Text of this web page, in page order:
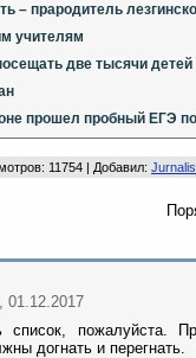
– прародитель
учителям
две тысячи детей
прошел пробный ЕГЭ
: 11754 | Добавил:
01.12.2017
список, пожалуйста.
догнать и перегнать.